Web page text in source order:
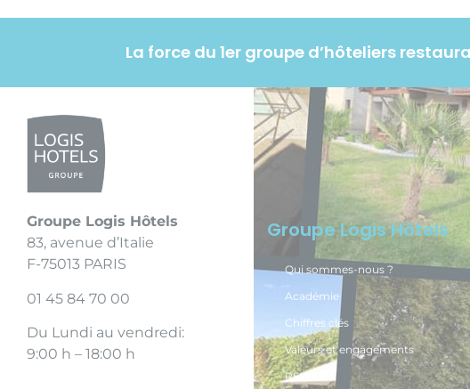
La force du 1er groupe d’hôteliers
Groupe Logis Hôtels
83, avenue d’Italie
F-75013 PARIS
01 45 84 70 00
Du Lundi au vendredi:
9:00 h – 18:00 h
Groupe Logis Hôtels
Qui sommes-nous ?
Académie
Chiffres clés
Valeurs et engagements
RSE